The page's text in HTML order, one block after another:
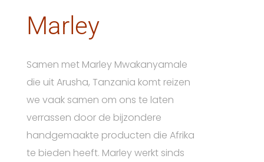
Marley
Samen met Marley Mwakanyamale
die uit Arusha, Tanzania komt reizen
we vaak samen om ons te laten
verrassen door de bijzondere
handgemaakte producten die Afrika
te bieden heeft. Marley werkt sinds